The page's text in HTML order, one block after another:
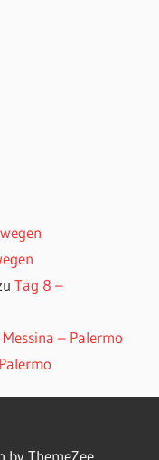
Tag 8 –
– Palermo
by ThemeZee.